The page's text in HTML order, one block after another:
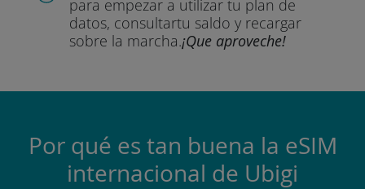
para empezar a utilizar tu plan de
datos, consultartu saldo y recargar
sobre la marcha.¡Que aproveche!
Por qué es tan buena la eSIM
internacional de Ubigi